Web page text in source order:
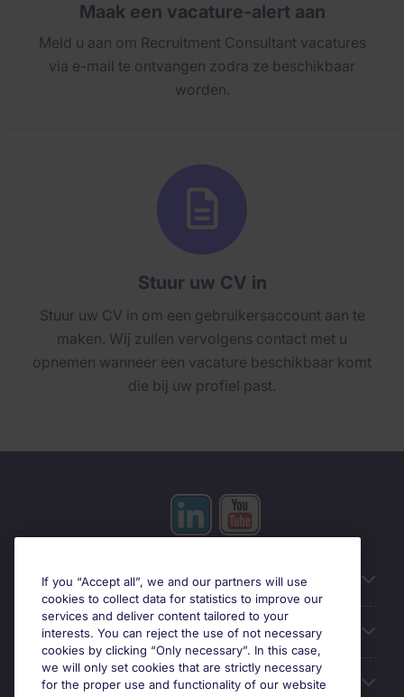
Maak een vacature-alert aan
Meld u aan om Recruitment Consultant vacatures
via e-mail te ontvangen zodra ze beschikbaar
worden.
Stuur uw CV in
Stuur uw CV in om een gebruikersaccount aan te
maken. Wij zullen vervolgens contact met u
opnemen wanneer een vacature beschikbaar komt
die bij uw profiel past.
Useful information
Prix
Look for jobs in
If you “Accept all”, we and our partners will use
cookies to collect data for statistics to improve our
services and deliver content tailored to your
interests. You can reject the use of not necessary
cookies by clicking “Only necessary”. In this case,
we will only set cookies that are strictly necessary
for the proper use and functionality of our website